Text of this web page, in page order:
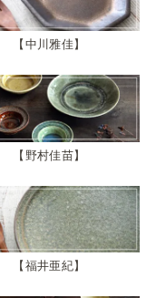
中川雅佳
野村佳苗
福井亜紀